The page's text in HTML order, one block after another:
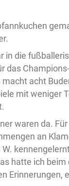
in die
das
acht
mit weniger
waren da.
an
hatte ich
Erinnerungen,